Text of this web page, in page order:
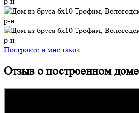
Постройте и мне такой
Отзыв о построенном доме